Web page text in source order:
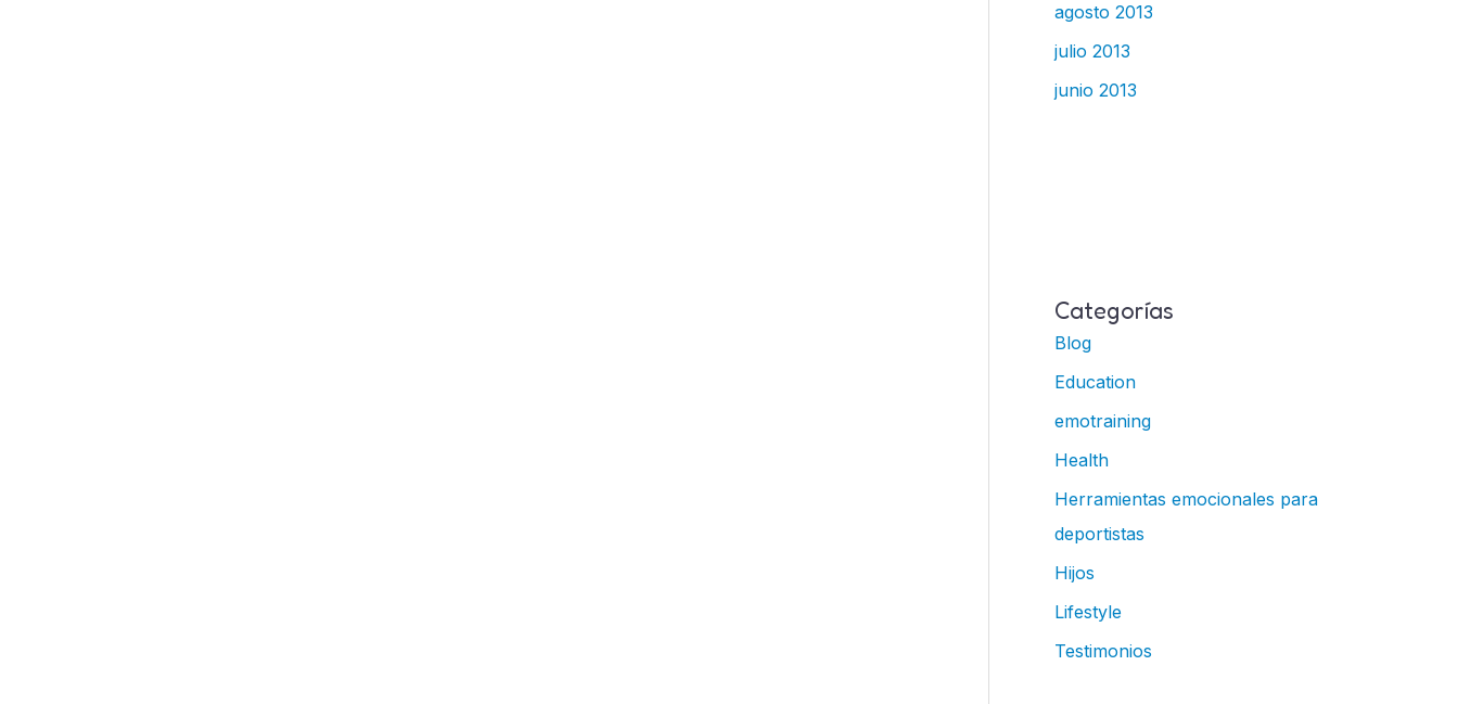
agosto 2013
julio 2013
junio 2013
Categorías
Blog
Education
emotraining
Health
Herramientas emocionales para
deportistas
Hijos
Lifestyle
Testimonios